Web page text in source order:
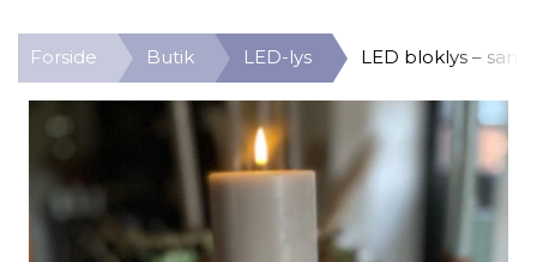
Forside Butik LED-lys LED bloklys – sand